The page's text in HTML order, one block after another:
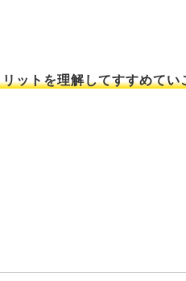
ットを理解してすすめてい